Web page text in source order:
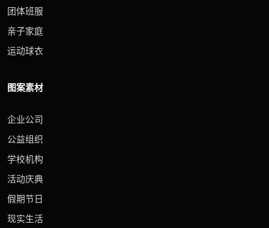
团体班服
亲子家庭
运动球衣
图案素材
企业公司
公益组织
学校机构
活动庆典
假期节日
现实生活